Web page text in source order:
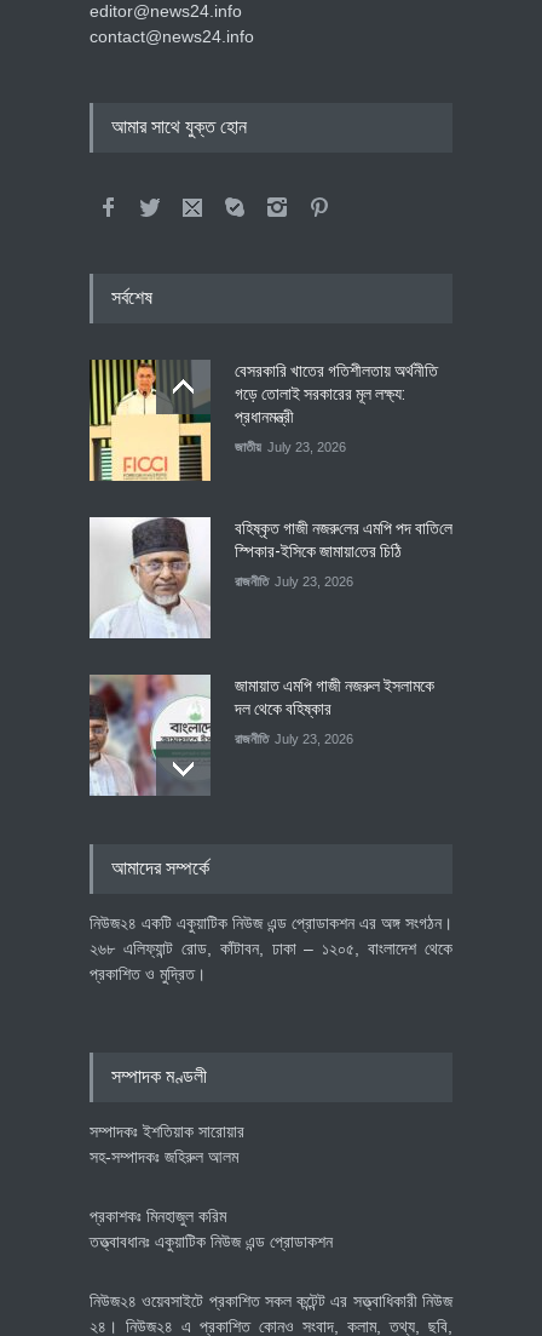
editor@news24.info
contact@news24.info
আমার সাথে যুক্ত হোন
সর্বশেষ
বেসরকারি খাতের গতিশীলতায় অর্থনীতি
গড়ে তোলাই সরকারের মূল লক্ষ্য:
প্রধানমন্ত্রী
জাতীয় July 23, 2026
বহিষ্কৃত গাজী নজরু‌লের এম‌পি পদ বা‌তি‌লে
স্পিকার-ইসিকে জামায়া‌তের চি‌ঠি
রাজনীতি July 23, 2026
জামায়াত এমপি গাজী নজরুল ইসলামকে
দল থেকে বহিষ্কার
রাজনীতি July 23, 2026
আমাদের সম্পর্কে
নিউজ২৪ একটি একুয়াটিক নিউজ এন্ড প্রোডাকশন এর অঙ্গ সংগঠন।
২৬৮ এলিফ্যান্ট রোড, কাঁটাবন, ঢাকা – ১২০৫, বাংলাদেশ থেকে
প্রকাশিত ও মুদ্রিত।
সম্পাদক মণ্ডলী
সম্পাদকঃ ইশতিয়াক সারোয়ার
সহ-সম্পাদকঃ জহিরুল আলম
প্রকাশকঃ মিনহাজুল করিম
তত্ত্বাবধানঃ একুয়াটিক নিউজ এন্ড প্রোডাকশন
নিউজ২৪ ওয়েবসাইটে প্রকাশিত সকল কন্টেন্ট এর সত্ত্বাধিকারী নিউজ
২৪। নিউজ২৪ এ প্রকাশিত কোনও সংবাদ, কলাম, তথ্য, ছবি,